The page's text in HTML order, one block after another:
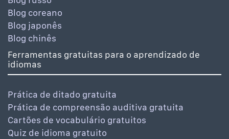
Blog coreano
Blog japonês
Blog chinês
Ferramentas gratuitas para o aprendizado de
idiomas
Prática de ditado gratuita
Prática de compreensão auditiva gratuita
Cartões de vocabulário gratuitos
Quiz de idioma gratuito